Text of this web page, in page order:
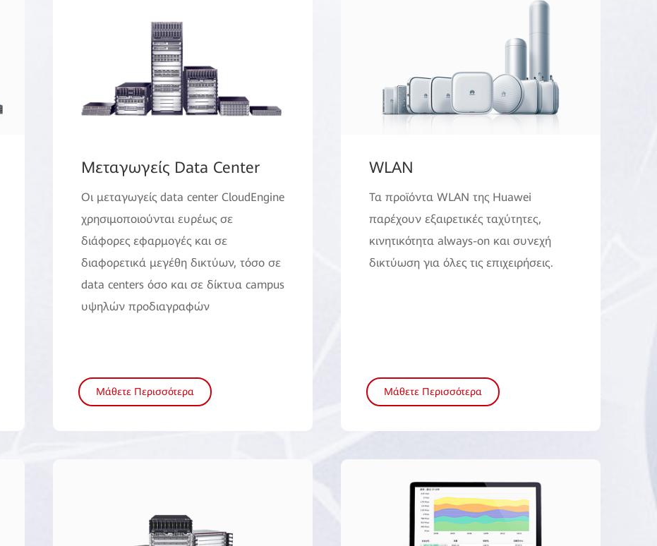
Μεταγωγείς Data Center
Οι μεταγωγείς data center CloudEngine
χρησιμοποιούνται ευρέως σε
διάφορες εφαρμογές και σε
διαφορετικά μεγέθη δικτύων, τόσο σε
data centers όσο και σε δίκτυα campus
υψηλών προδιαγραφών
Μάθετε Περισσότερα
WLAN
Τα προϊόντα WLAN της Huawei
παρέχουν εξαιρετικές ταχύτητες,
κινητικότητα always-on και συνεχή
δικτύωση για όλες τις επιχειρήσεις.
Μάθετε Περισσότερα